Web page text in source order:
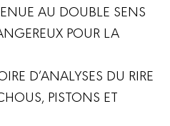
AU DOUBLE SENS
POUR LA
D’ANALYSES DU RIRE
PISTONS ET